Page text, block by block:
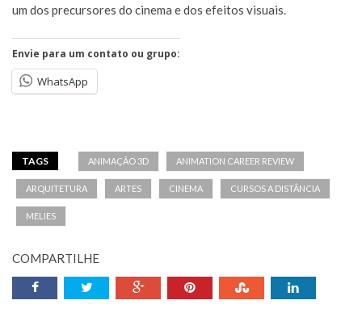
um dos precursores do cinema e dos efeitos visuais.
Envie para um contato ou grupo:
WhatsApp
TAGS ANIMAÇÃO 3D ANIMATION CAREER REVIEW
ARQUITETURA ARTES CINEMA CURSOS A DISTÂNCIA
MELIES
COMPARTILHE